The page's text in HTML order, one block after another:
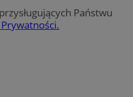
Państwu